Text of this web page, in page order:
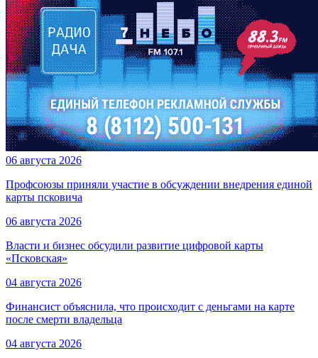
06 августа 2026
Профсоюзы приняли участие в обсуждении внедрения единой
карты псковича
06 августа 2026
Власти и бизнес обсудили развитие цифровой карты
«Псковская»
04 августа 2026
Финансист объяснила, что происходит с деньгами на карте
после смерти владельца
04 августа 2026